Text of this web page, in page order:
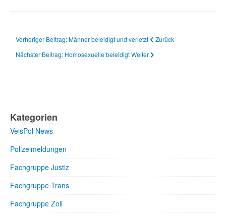
Vorheriger Beitrag: Männer beleidigt und verletzt
Zurück
Nächster Beitrag: Homosexuelle beleidigtWeiter
Kategorien
VelsPol News
Polizeimeldungen
Fachgruppe Justiz
Fachgruppe Trans
Fachgruppe Zoll